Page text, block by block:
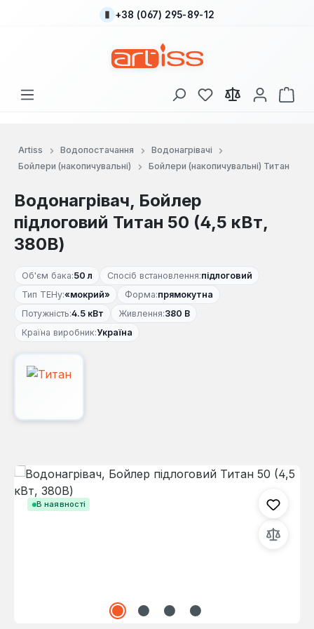
Перейти до основного вмісту
+38 (067) 295-89-12
У вас є 0 у списку
Artiss Водопостачання
Водонагрівачі
Бойлери (накопичувальні)
Бойлери (накопичувальні) Титан
Водонагрівач, Бойлер
підлоговий Титан 50 (4,5 кВт,
380В)
Об'єм бака:50 л Спосіб встановлення:підлоговий
Тип ТЕНу:«мокрий» Форма:прямокутна
Потужність:4.5 кВт Живлення:380 В
Країна виробник:Україна
В наявності
Пропустити галерею зображень